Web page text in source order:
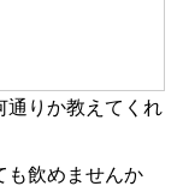
通りか教えてくれ
も飲めませんか